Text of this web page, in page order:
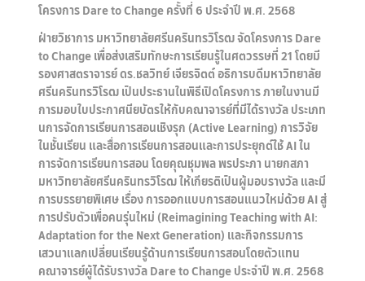
โครงการ Dare to Change ครั้งที่ 6 ประจำปี พ.ศ. 2568
ฝ่ายวิชาการ มหาวิทยาลัยศรีนครินทรวิโรฒ จัดโครงการ Dare
to Change เพื่อส่งเสริมทักษะการเรียนรู้ในศตวรรษที่ 21 โดยมี
รองศาสตราจารย์ ดร.ชลวิทย์ เจียรจิตต์ อธิการบดีมหาวิทยาลัย
ศรีนครินทรวิโรฒ เป็นประธานในพิธีเปิดโครงการ ภายในงานมี
การมอบใบประกาศนียบัตรให้กับคณาจารย์ที่มีได้รางวัล ประเภท
นการจัดการเรียนการสอนเชิงรุก (Active Learning) การวิจัย
ในชั้นเรียน และสื่อการเรียนการสอนและการประยุกต์ใช้ AI ใน
การจัดการเรียนการสอน โดยคุณชุมพล พรประภา นายกสภา
มหาวิทยาลัยศรีนครินทรวิโรฒ ให้เกียรติเป็นผู้มอบรางวัล และมี
การบรรยายพิเศษ เรื่อง การออกแบบการสอนแนวใหม่ด้วย AI สู่
การปรับตัวเพื่อคนรุ่นใหม่ (Reimagining Teaching with AI:
Adaptation for the Next Generation) และกิจกรรมการ
เสวนาแลกเปลี่ยนเรียนรู้ด้านการเรียนการสอนโดยตัวแทน
คณาจารย์ผู้ได้รับรางวัล Dare to Change ประจำปี พ.ศ. 2568